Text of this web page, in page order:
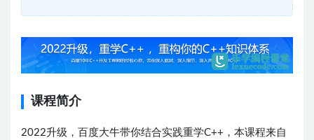
课程简介
2022升级，百度大牛带你结合实践重学C++，本课程来自